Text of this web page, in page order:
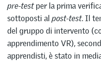
pre-testper la prima
sottoposti al post-test. Il
del gruppo di intervento
apprendimento VR),
apprendisti, è stato in